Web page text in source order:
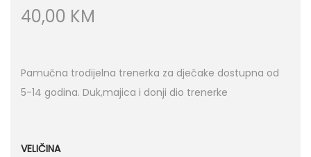
40,00 KM
Pamučna trodijelna trenerka za dječake dostupna od
5-14 godina. Duk,majica i donji dio trenerke
VELIČINA